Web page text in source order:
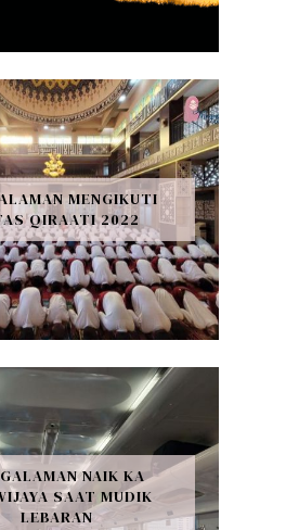
MENGIKUTI
QIRAATI 2022
NAIK KA
SAAT MUDIK
LEBARAN